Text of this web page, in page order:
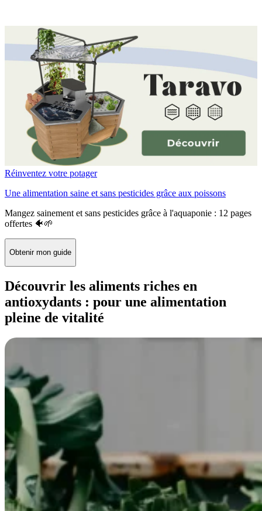
Réinventez votre potager
Une alimentation saine et sans pesticides grâce aux poissons
Mangez sainement et sans pesticides grâce à l'aquaponie : 12 pages
offertes 🐠🌱
Obtenir mon guide
Découvrir les aliments riches en
antioxydants : pour une alimentation
pleine de vitalité